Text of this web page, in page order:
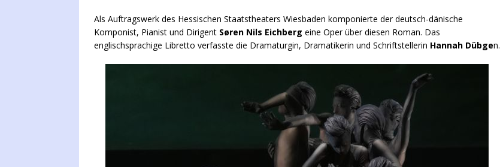
Als Auftragswerk des Hessischen Staatstheaters Wiesbaden komponierte der deutsch-dänische
Komponist, Pianist und Dirigent Søren Nils Eichberg eine Oper über diesen Roman. Das
englischsprachige Libretto verfasste die Dramaturgin, Dramatikerin und Schriftstellerin Hannah Dübgen.